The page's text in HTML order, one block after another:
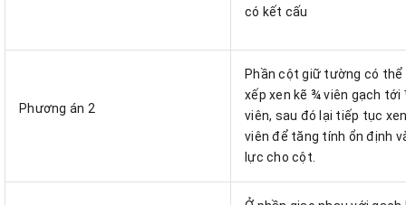
có kết cấu
Phương án 2
Phần cột giữ tường có thể
xếp xen kẽ ¾ viên gạch tới
viên, sau đó lại tiếp tục
viên để tăng tính ổn định
lực cho cột.